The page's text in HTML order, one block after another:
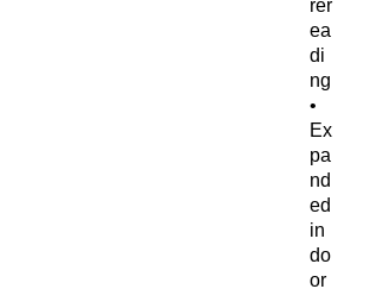
rer
ea
di
ng
•
Ex
pa
nd
ed
in
do
or